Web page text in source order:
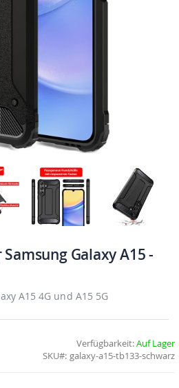
Galaxy A15 -
A15 4G und A15 5G
Verfügbarkeit:Auf Lager
SKU
galaxy-a15-tb133-schwarz